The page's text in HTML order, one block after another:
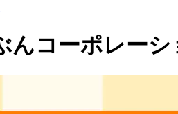
んコーポレーシ